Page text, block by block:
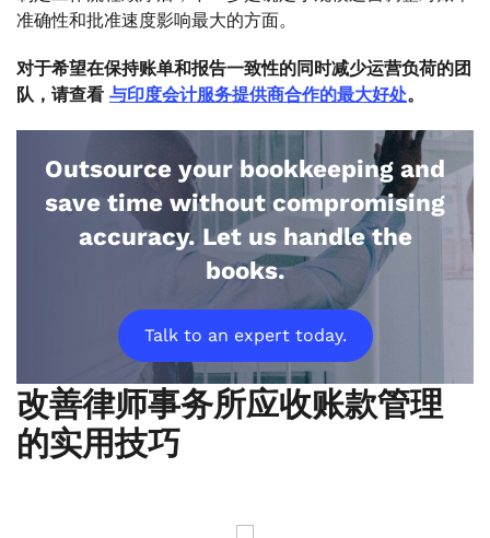
准确性和批准速度影响最大的方面。
对于希望在保持账单和报告一致性的同时减少运营负荷的团
队，请查看 与印度会计服务提供商合作的最大好处。
Outsource your bookkeeping and
save time without compromising
accuracy. Let us handle the
books.
Talk to an expert today.
改善律师事务所应收账款管理
的实用技巧